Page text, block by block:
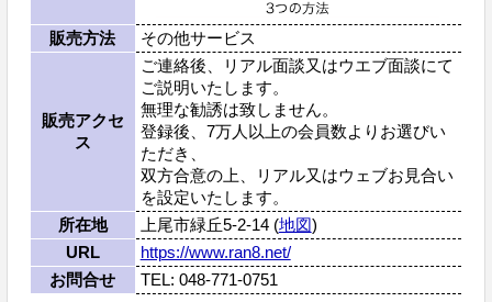
販売方法 その他サービス
販売アクセ
ス
ご連絡後、リアル面談又はウエブ面談にて
ご説明いたします。
無理な勧誘は致しません。
登録後、7万人以上の会員数よりお選びい
ただき、
双方合意の上、リアル又はウェブお見合い
を設定いたします。
所在地
上尾市緑丘5-2-14 (地図)
URL
https://www.ran8.net/
お問合せ
TEL: 048-771-0751